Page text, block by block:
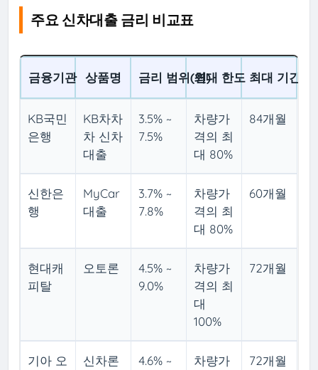
주요 신차대출 금리 비교표
금융기관 상품명 금리 범위(연)최대 한도 최대 기간
KB국민
은행
KB차차
차 신차
대출
3.5% ~
7.5%
차량가
격의 최
대 80%
84개월
신한은
행
MyCar
대출
3.7% ~
7.8%
차량가
격의 최
대 80%
60개월
현대캐
피탈
오토론
4.5% ~
9.0%
차량가
격의 최
대
100%
72개월
기아 오
신차론
4.6% ~
차량가
72개월